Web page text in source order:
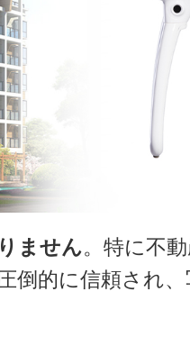
ません。特に不
倒的に信頼され